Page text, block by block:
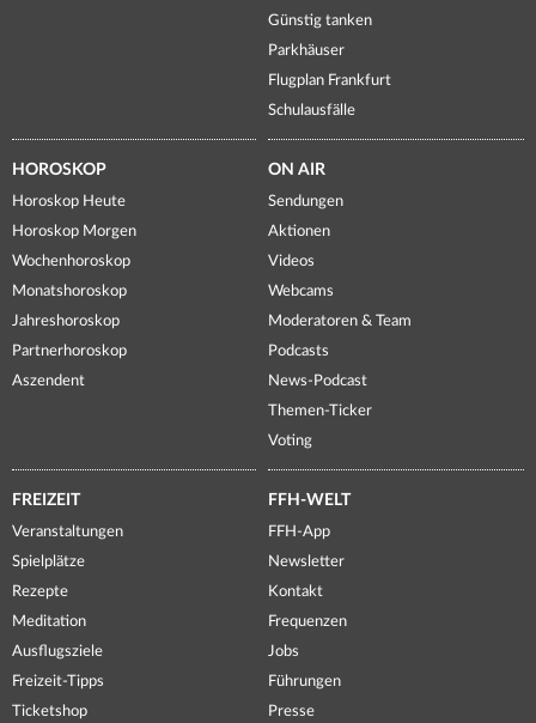
Günstig tanken
Parkhäuser
Flugplan Frankfurt
Schulausfälle
HOROSKOP
Horoskop Heute
Horoskop Morgen
Wochenhoroskop
Monatshoroskop
Jahreshoroskop
Partnerhoroskop
Aszendent
ON AIR
Sendungen
Aktionen
Videos
Webcams
Moderatoren & Team
Podcasts
News-Podcast
Themen-Ticker
Voting
FREIZEIT
Veranstaltungen
Spielplätze
Rezepte
Meditation
Ausflugsziele
Freizeit-Tipps
Ticketshop
FFH-WELT
FFH-App
Newsletter
Kontakt
Frequenzen
Jobs
Führungen
Presse